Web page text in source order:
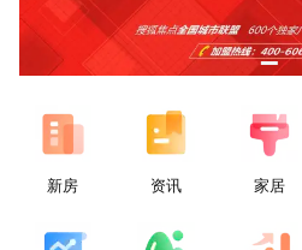
新房 资讯 家居